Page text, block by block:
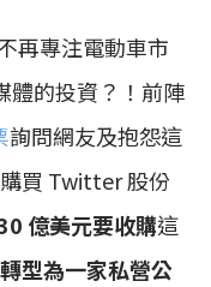
再專注電動車市
體的投資？！前陣
詢問網友及抱怨這
買 Twitter 股份
億美元要收購這
型為一家私營公